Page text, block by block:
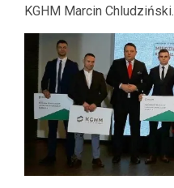
KGHM Marcin Chludziński.